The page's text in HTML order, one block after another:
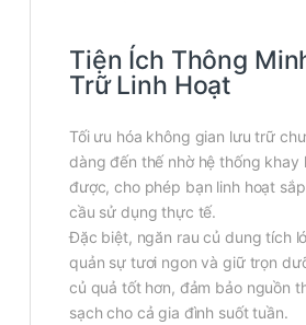
Tiện Ích Thông
Trữ Linh Hoạt
Tối ưu hóa không gian lưu trữ
dàng đến thế nhờ hệ thống khay
được, cho phép bạn linh hoạt
cầu sử dụng thực tế.
Đặc biệt, ngăn rau củ dung tích
quản sự tươi ngon và giữ trọn
củ quả tốt hơn, đảm bảo nguồn
sạch cho cả gia đình suốt tuần.